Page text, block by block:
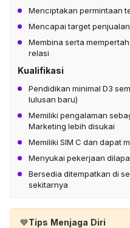
Menciptakan permintaan
Mencapai target penjualan
Membina serta
relasi
Kualifikasi
Pendidikan minimal D3
lulusan baru)
Memiliki pengalaman
Marketing lebih disukai
Memiliki SIM C dan dapat
Menyukai pekerjaan
Bersedia ditempatkan di
sekitarnya
💙Tips Menjaga Diri